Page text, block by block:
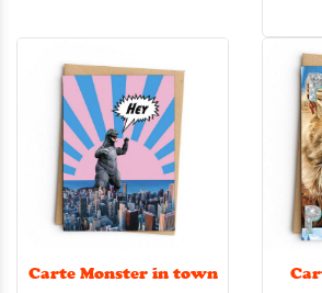
Carte Monster in town